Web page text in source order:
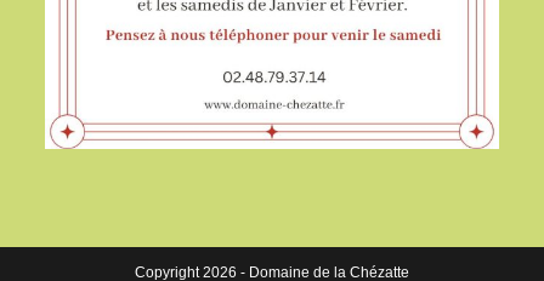
Copyright 2026 - Domaine de la Chézatte